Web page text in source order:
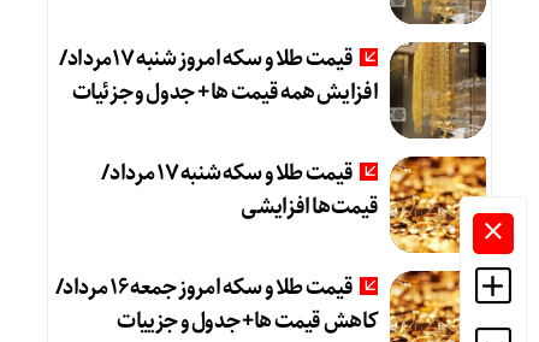
قیمت طلا و سکه امروز شنبه 17مرداد/
افزایش همه قیمت ها + جدول و جزئیات
قیمت طلا و سکه شنبه 17 مرداد/
قیمت‌ها افزایشی
قیمت طلا و سکه امروز جمعه ۱۶ مرداد/
کاهش قیمت ها+ جدول و جزییات